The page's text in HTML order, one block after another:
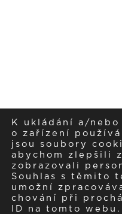
K ukládání a/
o zařízení
jsou soubory
abychom zlepšili
zobrazovali
Souhlas s těmito
umožní
chování při
ID na tomto